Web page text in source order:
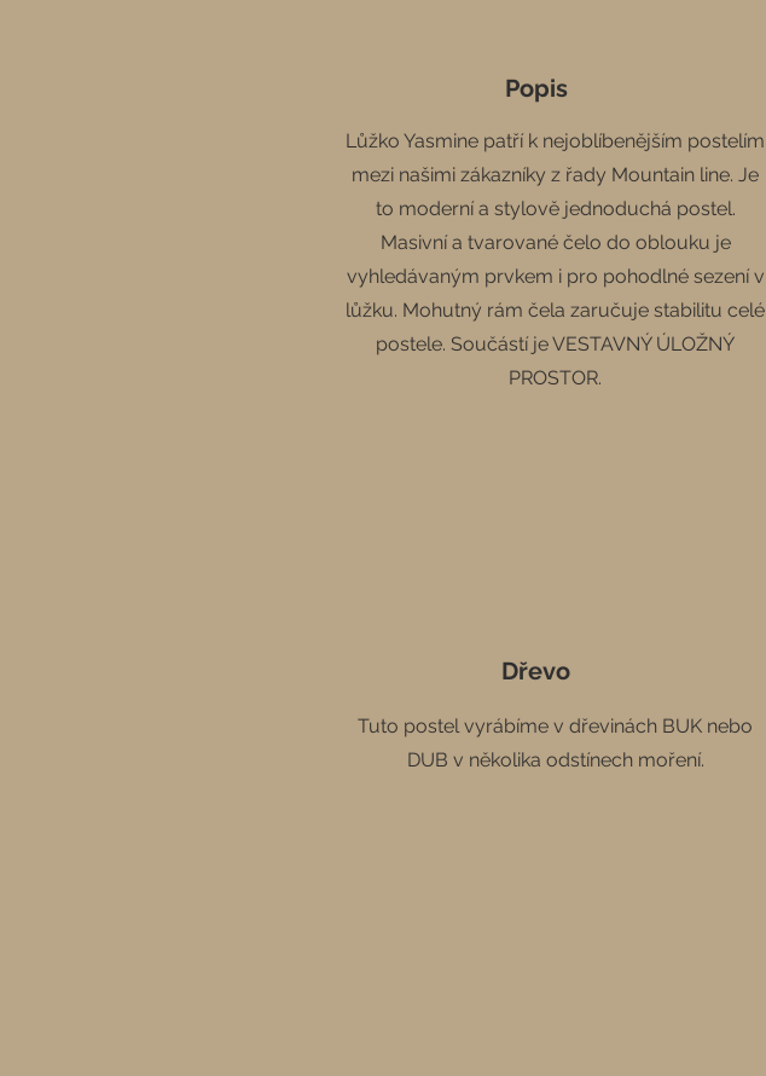
Popis
Lůžko Yasmine patří k nejoblíbenějším postelím
mezi našimi zákazníky z řady Mountain line. Je
to moderní a stylově jednoduchá postel.
Masivní a tvarované čelo do oblouku je
vyhledávaným prvkem i pro pohodlné sezení v
lůžku. Mohutný rám čela zaručuje stabilitu celé
postele. Součástí je VESTAVNÝ ÚLOŽNÝ
PROSTOR.
Dřevo
Tuto postel vyrábíme v dřevinách BUK nebo
DUB v několika odstínech moření.